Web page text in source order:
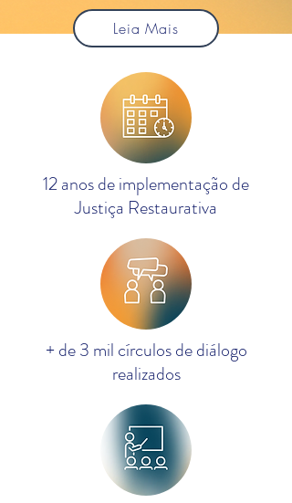
Leia Mais
12 anos de implementação de
Justiça Restaurativa
+ de 3 mil círculos de diálogo
realizados